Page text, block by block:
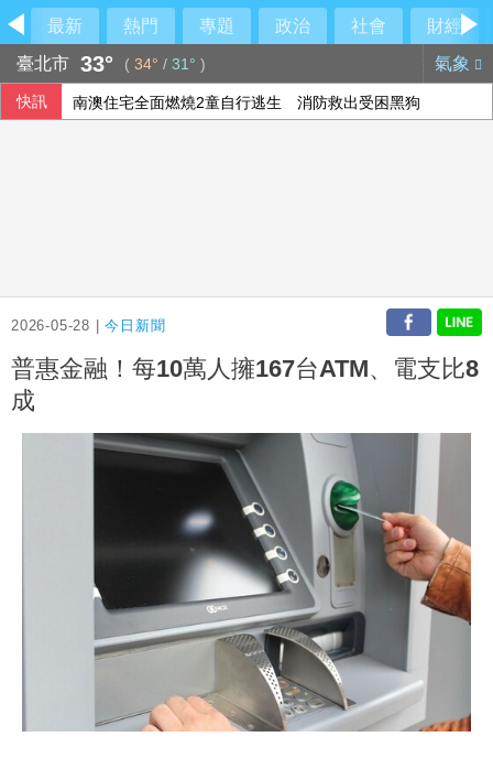
最新 熱門 專題 政治 社會
財經
臺北市 33° ( 34° / 31° ) 氣象
快訊 南澳住宅全面燃燒2童自行逃生 消防救出受困黑狗
2026-05-28 |今日新聞
普惠金融！每10萬人擁167台ATM、電支比8
成